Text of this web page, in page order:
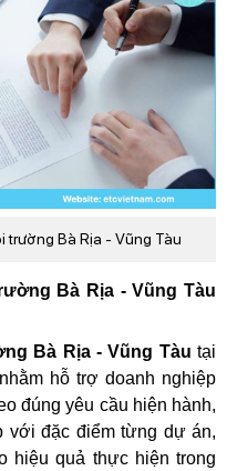
trường Bà Rịa - Vũng Tàu
Bà Rịa - Vũng Tàu
Bà Rịa - Vũng Tàu tại
hỗ trợ doanh nghiệp
đúng yêu cầu hiện hành,
với đặc điểm từng dự án,
hiệu quả thực hiện trong